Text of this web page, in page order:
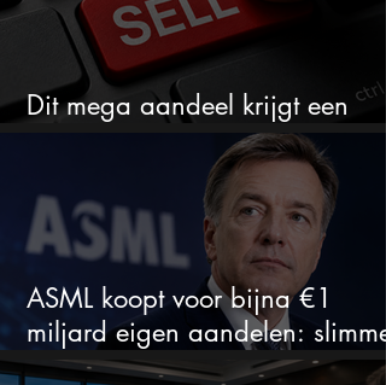
Dit mega aandeel krijgt een
zeldzaam verkoopadvies
ASML koopt voor bijna €1
miljard eigen aandelen: slimme
zet of dure timing?